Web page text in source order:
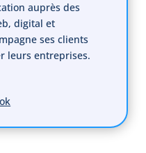
auprès des
digital et
ses clients
leurs entreprises.